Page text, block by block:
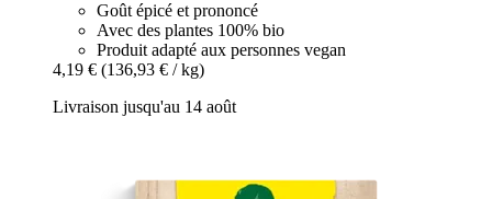
Goût épicé et prononcé
Avec des plantes 100% bio
Produit adapté aux personnes vegan
4,19 € (136,93 € / kg)
Livraison jusqu'au 14 août